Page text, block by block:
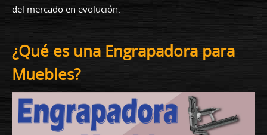
del mercado en evolución.
¿Qué es una Engrapadora para
Muebles?